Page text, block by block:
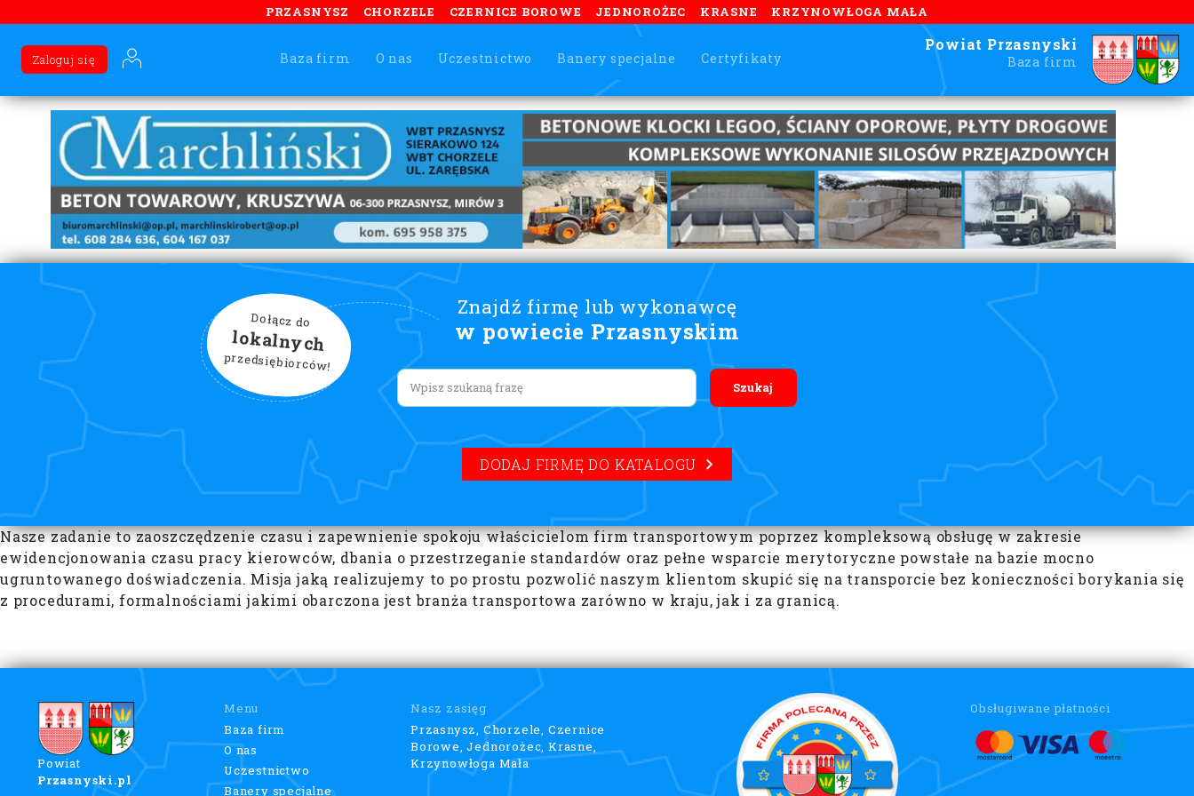
PRZASNYSZ CHORZELE CZERNICE BOROWE JEDNOROŻEC KRASNE KRZYNOWŁOGA MAŁA
Baza firm O nas Uczestnictwo Banery specjalne Certyfikaty
Zaloguj się
Powiat Przasnyski
Baza firm
Znajdź firmę lub wykonawcę
w powiecie Przasnyskim
Dołącz do
lokalnych
przedsiębiorców!
Lorem ipsum
DODAJ FIRMĘ DO KATALOGU
Nasze zadanie to zaoszczędzenie czasu i zapewnienie spokoju właścicielom firm transportowym poprzez kompleksową obsługę w zakresie
ewidencjonowania czasu pracy kierowców, dbania o przestrzeganie standardów oraz pełne wsparcie merytoryczne powstałe na bazie mocno
ugruntowanego doświadczenia. Misja jaką realizujemy to po prostu pozwolić naszym klientom skupić się na transporcie bez konieczności borykania się
z procedurami, formalnościami jakimi obarczona jest branża transportowa zarówno w kraju, jak i za granicą.
Powiat
Przasnyski.pl
Menu
Baza firm
O nas
Uczestnictwo
Banery specjalne
Nasz zasięg
Przasnysz, Chorzele, Czernice
Borowe, Jednorożec, Krasne,
Krzynowłoga Mała
Obsługiwane płatności